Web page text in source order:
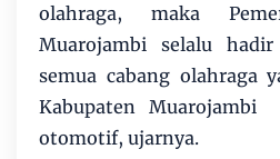
olahraga, maka
Muarojambi selalu
semua cabang olahraga
Kabupaten Muarojambi
otomotif, ujarnya.